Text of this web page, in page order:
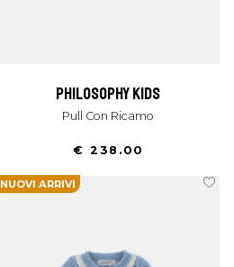
philosophy kids
Pull Con Ricamo
€ 238.00
NUOVI ARRIVI